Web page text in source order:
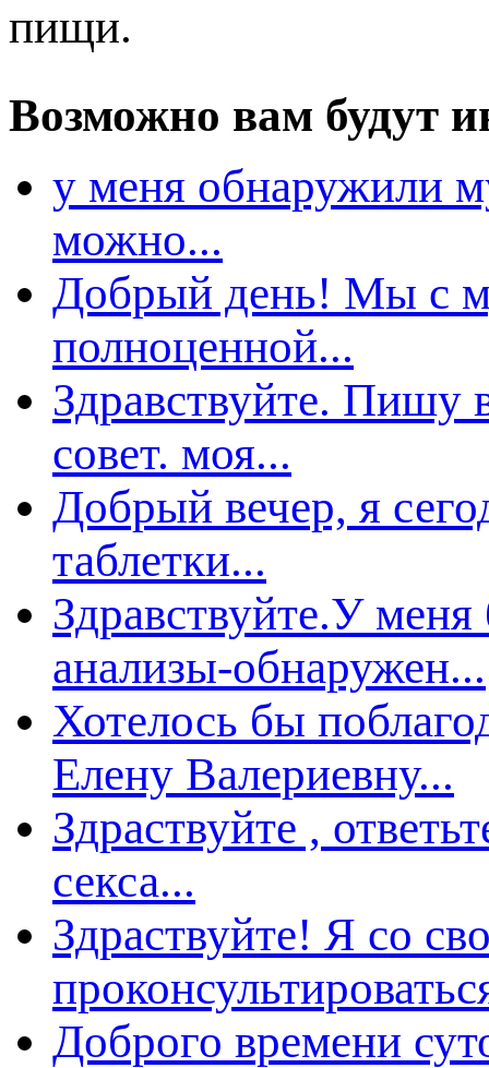
ищи.
озможно вам будут
у меня обнаружили
можно...
Добрый день! Мы с
олноценной...
Здравствуйте. Пишу
совет. моя...
Добрый вечер, я
таблетки...
Здравствуйте.У
анализы-обнаружен...
Хотелось бы
Елену Валериевну...
Здраствуйте ,
секса...
Здраствуйте! Я со
Доброго времени